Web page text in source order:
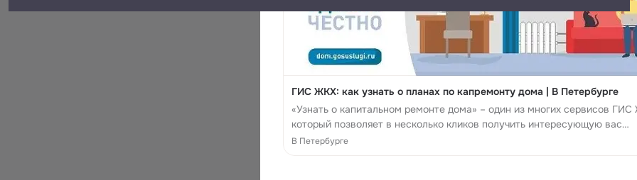
ГИС ЖКХ: как узнать о планах по капремонту дома | В Петербурге
«Узнать о капитальном ремонте дома» – один из многих сервисов
который позволяет в несколько кликов получить интересующую вас
информацию
В Петербурге